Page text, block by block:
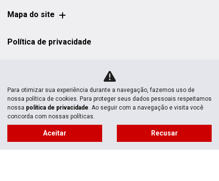
Mapa do site
Política de privacidade
CNPJ: 03.044.878/0001-17
No trânsito, enxergar o outro salva
Para otimizar sua experiência durante a navegação, fazemos uso de
nossa política de cookies. Para proteger seus dados pessoais respeitamos
nossa política de privacidade. Ao seguir com a navegação e visita você
concorda com nossas políticas.
Aceitar Recusar